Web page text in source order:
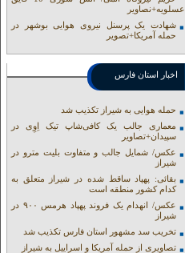
عسلویه+نصاویر
شهادت یک پرسنل نیروی هوایی بوشهر در
حمله آمریکا+تصویر
اخبار استان فارس
حمله هوایی به شیراز تکذیب شد
معماری جالب یک کافی‌شاپ تیک اِوِی در
سپیدان+تصاویر
عکس/ شمایل جالب و متفاوت بلیت مترو در
شیراز
بقائی: پهپاد ساقط شده در شیراز متعلق به
کدام کشور منطقه است
عکس/ انهدام یک فروند پهپاد هرمس ۹۰۰ در
شیراز
تخریب سد مشهور استان فارس تکذیب شد
تصاویری از حمله آمریکا و اسراییل به شیراز